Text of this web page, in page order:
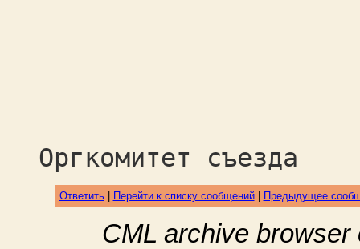
Оргкомитет съезда
Ответить| Перейти к списку сообщений| Предыдущее
CML archive